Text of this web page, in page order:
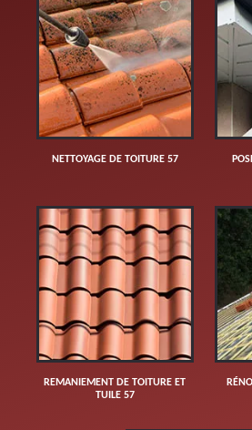
NETTOYAGE DE TOITURE 57
REMANIEMENT DE TOITURE ET
TUILE 57